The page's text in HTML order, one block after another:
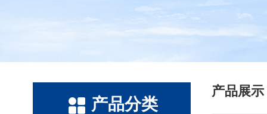
产品分类
产品展示